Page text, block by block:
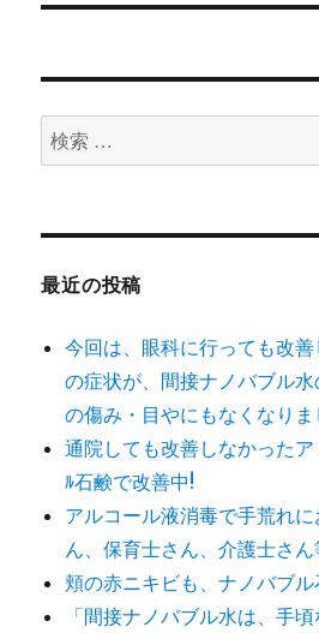
ン
稿:
検
索
象:
最近の投稿
今回は、眼科に行っても改
の症状が、間接ナノバブル
の傷み・目やにもなくなりま
通院しても改善しなかったア
ﾙ石鹸で改善中!
アルコール液消毒で手荒れ
ん、保育士さん、介護士さん
頬の赤ニキビも、ナノバブル
「間接ナノバブル水は、手頃